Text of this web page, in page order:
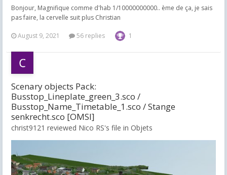
Bonjour, Magnifique comme d'hab 1/10000000000.. ème de ça, je sais
pas faire, la cervelle suit plus Christian
August 9, 2021 56 replies 1
Scenary objects Pack:
Busstop_Lineplate_green_3.sco /
Busstop_Name_Timetable_1.sco / Stange
senkrecht.sco [OMSI]
christ9121 reviewed Nico RS's file in Objets